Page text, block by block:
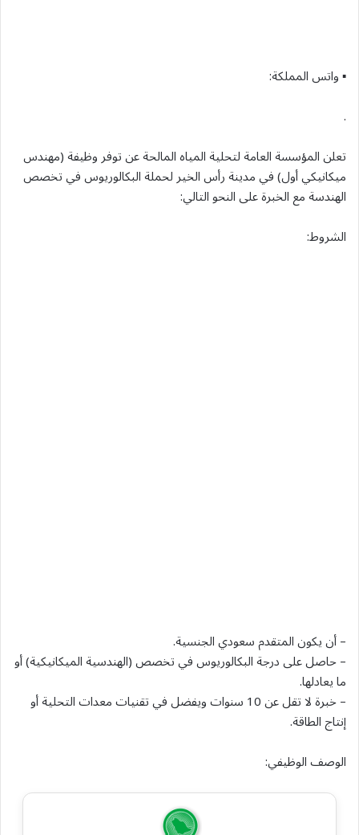
▪︎ واتس المملكة:
.
تعلن المؤسسة العامة لتحلية المياه المالحة عن توفر وظيفة (مهندس
ميكانيكي أول) في مدينة رأس الخير لحملة البكالوريوس في تخصص
الهندسة مع الخبرة على النحو التالي:
الشروط:
– أن يكون المتقدم سعودي الجنسية.
– حاصل على درجة البكالوريوس في تخصص (الهندسية الميكانيكية) أو
ما يعادلها.
– خبرة لا تقل عن 10 سنوات ويفضل في تقنيات معدات التحلية أو
إنتاج الطاقة.
الوصف الوظيفي: